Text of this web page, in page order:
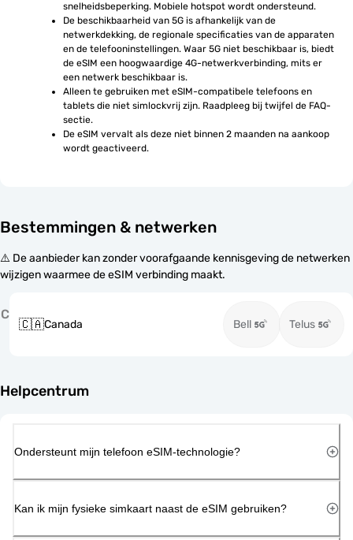
snelheidsbeperking. Mobiele hotspot wordt ondersteund.
De beschikbaarheid van 5G is afhankelijk van de
netwerkdekking, de regionale specificaties van de apparaten
en de telefooninstellingen. Waar 5G niet beschikbaar is, biedt
de eSIM een hoogwaardige 4G-netwerkverbinding, mits er
een netwerk beschikbaar is.
Alleen te gebruiken met eSIM-compatibele telefoons en
tablets die niet simlockvrij zijn. Raadpleeg bij twijfel de FAQ-
sectie.
De eSIM vervalt als deze niet binnen 2 maanden na aankoop
wordt geactiveerd.
Bestemmingen & netwerken
⚠️ De aanbieder kan zonder voorafgaande kennisgeving de netwerken
wijzigen waarmee de eSIM verbinding maakt.
C
🇨🇦Canada Bell Telus
Helpcentrum
Ondersteunt mijn telefoon eSIM-technologie?
Kan ik mijn fysieke simkaart naast de eSIM gebruiken?